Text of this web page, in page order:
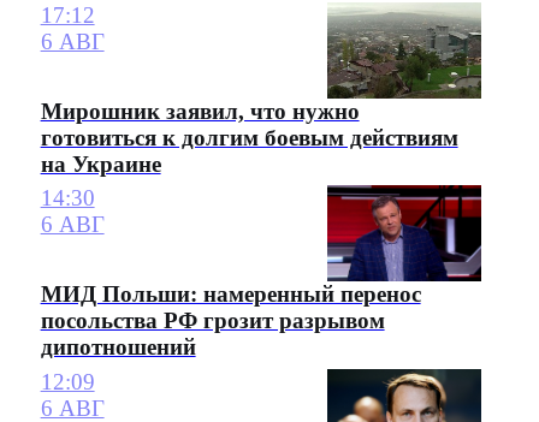
17:12
6 АВГ
Мирошник заявил, что нужно
готовиться к долгим боевым действиям
на Украине
14:30
6 АВГ
МИД Польши: намеренный перенос
посольства РФ грозит разрывом
дипотношений
12:09
6 АВГ